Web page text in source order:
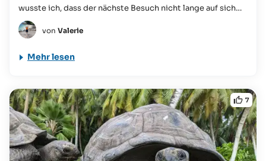
wusste ich, dass der nächste Besuch nicht lange auf sich
warten lassen würde. Ich bin nun für neun Tage allein auf
der Insel Sainte Anne gewesen...
von Valerie
Mehr lesen
7